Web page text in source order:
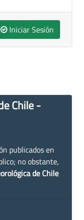
Iniciar Sesión
Chile -
publicados en
no obstante,
de Chile